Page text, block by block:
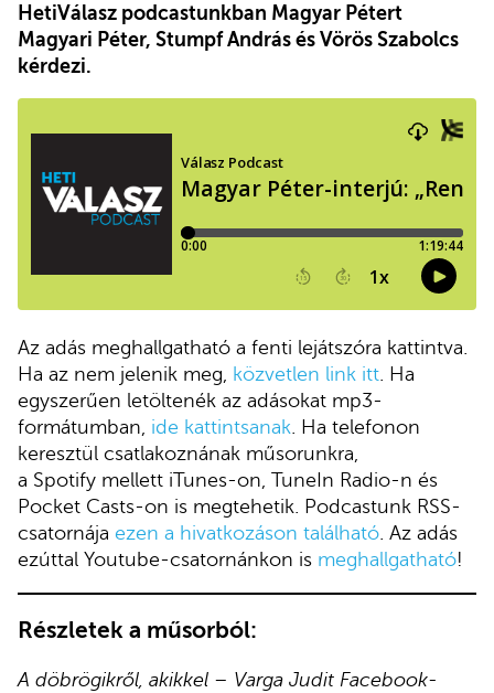
HetiVálasz podcastunkban Magyar Pétert
Magyari Péter, Stumpf András és Vörös Szabolcs
kérdezi.
Az adás meghallgatható a fenti lejátszóra kattintva.
Ha az nem jelenik meg, közvetlen link itt. Ha
egyszerűen letöltenék az adásokat mp3-
formátumban, ide kattintsanak. Ha telefonon
keresztül csatlakoznának műsorunkra,
a Spotify mellett iTunes-on, TuneIn Radio-n és
Pocket Casts-on is megtehetik. Podcastunk RSS-
csatornája ezen a hivatkozáson található. Az adás
ezúttal Youtube-csatornánkon is meghallgatható!
Részletek a műsorból:
A döbrögikről, akikkel – Varga Judit Facebook-